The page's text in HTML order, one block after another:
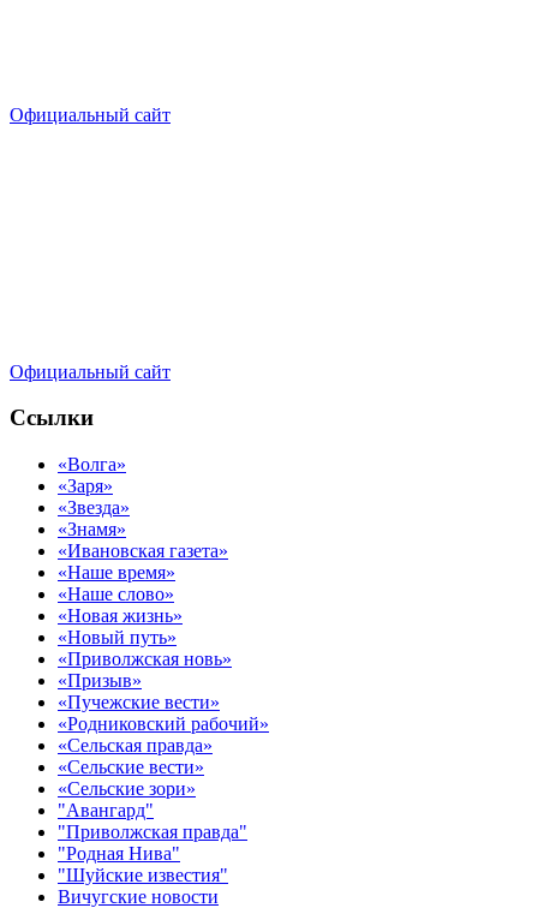
Официальный сайт
Официальный сайт
Ссылки
«Волга»
«Заря»
«Звезда»
«Знамя»
«Ивановская газета»
«Наше время»
«Наше слово»
«Новая жизнь»
«Новый путь»
«Приволжская новь»
«Призыв»
«Пучежские вести»
«Родниковский рабочий»
«Сельская правда»
«Сельские вести»
«Сельские зори»
"Авангард"
"Приволжская правда"
"Родная Нива"
"Шуйские известия"
Вичугские новости